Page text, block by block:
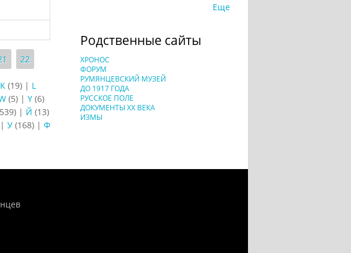
22
K (19) | L
(5) | Y (6)
| Й (13)
| У (168) | Ф
Еще
Родственные сайты
ХРОНОС
ФОРУМ
РУМЯНЦЕВСКИЙ МУЗЕЙ
ДО 1917 ГОДА
РУССКОЕ ПОЛЕ
ДОКУМЕНТЫ XX ВЕКА
ИЗМЫ